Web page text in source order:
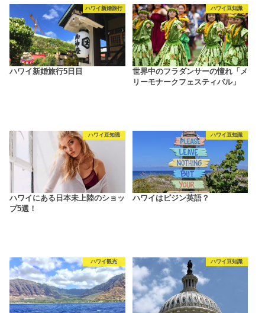
ハワイ新婚旅行
ハワイ新婚旅行5日目
ハワイ豆知識
世界中のフラダンサーの憧れ「メ
リーモナークフェスティバル」
ハワイ豆知識
ハワイにある日本未上陸のショッ
プ5選！
ハワイ豆知識
ハワイはピジン英語？
ハワイ観光 ハワイ豆知識